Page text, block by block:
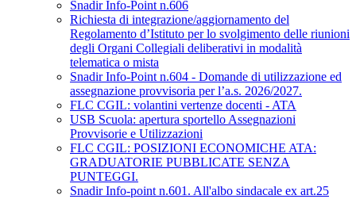
Snadir Info-Point n.606
Richiesta di integrazione/aggiornamento del
Regolamento d’Istituto per lo svolgimento delle riunioni
degli Organi Collegiali deliberativi in modalità
telematica o mista
Snadir Info-Point n.604 - Domande di utilizzazione ed
assegnazione provvisoria per l’a.s. 2026/2027.
FLC CGIL: volantini vertenze docenti - ATA
USB Scuola: apertura sportello Assegnazioni
Provvisorie e Utilizzazioni
FLC CGIL: POSIZIONI ECONOMICHE ATA:
GRADUATORIE PUBBLICATE SENZA
PUNTEGGI.
Snadir Info-point n.601. All'albo sindacale ex art.25